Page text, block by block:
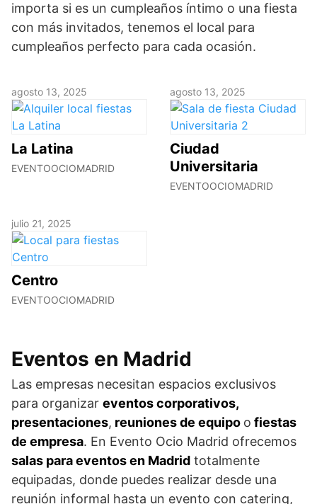
importa si es un cumpleaños íntimo o una fiesta
con más invitados, tenemos el local para
cumpleaños perfecto para cada ocasión.
agosto 13, 2025
La Latina
EVENTOOCIOMADRID
agosto 13, 2025
Ciudad
Universitaria
EVENTOOCIOMADRID
julio 21, 2025
Centro
EVENTOOCIOMADRID
Eventos en Madrid
Las empresas necesitan espacios exclusivos
para organizar eventos corporativos,
presentaciones, reuniones de equipo o fiestas
de empresa. En Evento Ocio Madrid ofrecemos
salas para eventos en Madrid totalmente
equipadas, donde puedes realizar desde una
reunión informal hasta un evento con catering,